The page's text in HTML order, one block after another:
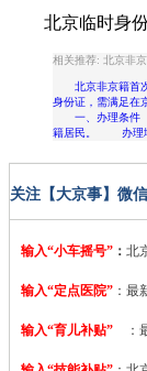
北京临时身份
相关推荐: 北京非
北京非京籍首
身份证，需满足在
一、办理条件
籍居民。 办理
关注【大京事】微
输入“小车摇号” ： 北
输入“定点医院” ： 最
输入“育儿补贴” ：